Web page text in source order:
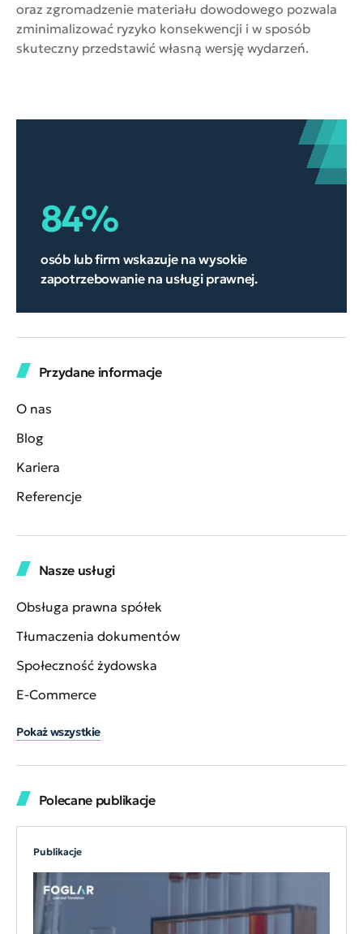
oraz zgromadzenie materiału dowodowego pozwala
zminimalizować ryzyko konsekwencji i w sposób
skuteczny przedstawić własną wersję wydarzeń.
84%
osób lub firm wskazuje na wysokie
zapotrzebowanie na usługi prawnej.
Przydane informacje
O nas
Blog
Kariera
Referencje
Nasze usługi
Obsługa prawna spółek
Tłumaczenia dokumentów
Społeczność żydowska
E-Commerce
Pokaż wszystkie
Polecane publikacje
Publikacje